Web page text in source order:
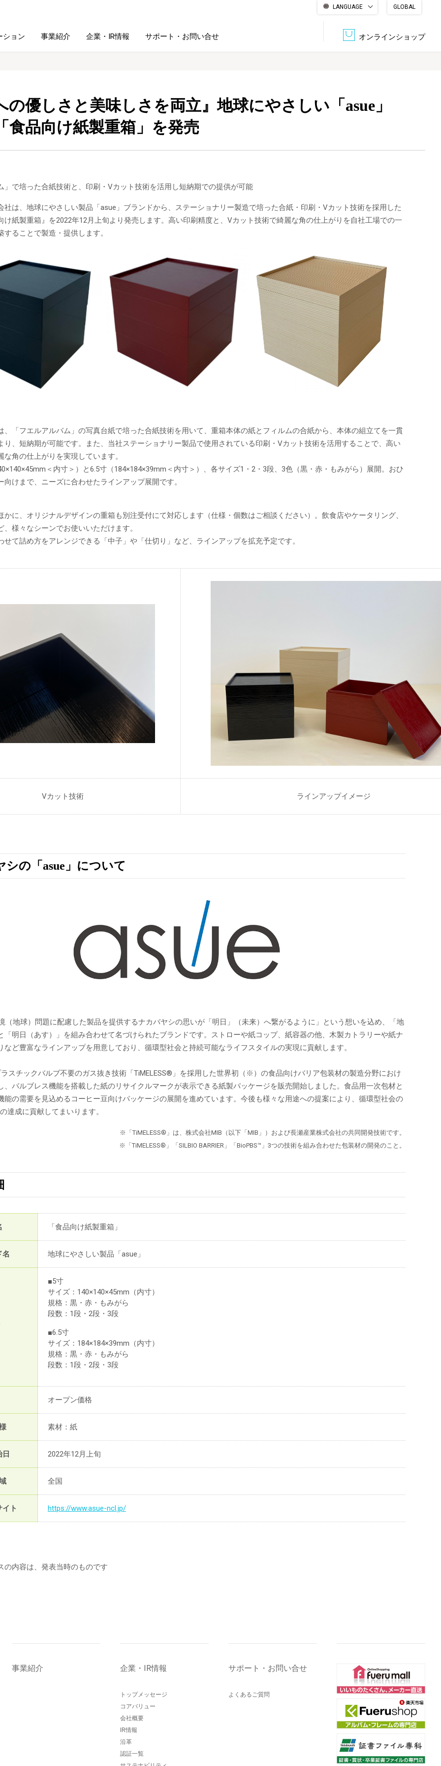
LANGUAGE
GLOBAL
オンラインショップ
製品
ファイル・
ホルダー用品
シリーズ商品
ション
学校ソリューション
事業紹介 企業・IR情報
沿革
サポート・お問い合せ
の優しさと美味しさを両立』地球にやさしい「asue」
食品向け紙製重箱」を発売
」で培った合紙技術と、印刷・Vカット技術を活用し短納期での提供が可能
社は、地球にやさしい製品「asue」ブランドから、ステーショナリー製造で培った合紙・印刷・Vカット技術を採用した
け紙製重箱』を2022年12月上旬より発売します。高い印刷精度と、Vカット技術で綺麗な角の仕上がりを自社工場での一
することで製造・提供します。
、「フエルアルバム」の写真台紙で培った合紙技術を用いて、重箱本体の紙とフィルムの合紙から、本体の組立てを一貫
り、短納期が可能です。また、当社ステーショナリー製品で使用されている印刷・Vカット技術を活用することで、高い
な角の仕上がりを実現しています。
＜内寸＞）と6.5寸（184×184×39mm＜内寸＞）、各サイズ1・2・3段、3色（黒・赤・もみがら）展開。おひ
向けまで、ニーズに合わせたラインアップ展開です。
かに、オリジナルデザインの重箱も別注受付にて対応します（仕様・個数はご相談ください）。飲食店やケータリング、
、様々なシーンでお使いいただけます。
せて詰め方をアレンジできる「中子」や「仕切り」など、ラインアップを拡充予定です。
Vカット技術 ラインアップイメージ
シの「asue」について
（地球）問題に配慮した製品を提供するナカバヤシの思いが「明日」（未来）へ繋がるように」という想いを込め、「地
「明日（あす）」を組み合わせて名づけられたブランドです。ストローや紙コップ、紙容器の他、木製カトラリーや紙ナ
など豊富なラインアップを用意しており、循環型社会と持続可能なライフスタイルの実現に貢献します。
スチックバルブ不要のガス抜き技術「TiMELESS®」を採用した世界初（※）の食品向けバリア包装材の製造分野におけ
、バルブレス機能を搭載した紙のリサイクルマークが表示できる紙製パッケージを販売開始しました。食品用一次包材と
能の需要を見込めるコーヒー豆向けパッケージの展開を進めています。今後も様々な用途への提案により、循環型社会の
達成に貢献してまいります。
※「TiMELESS®」は、株式会社MIB（以下「MIB」）および長瀬産業株式会社の共同開発技術です。
※「TiMELESS®」「SILBIO BARRIER」「BioPBS™」3つの技術を組み合わせた包装材の開発のこと。
「食品向け紙製重箱」
名 地球にやさしい製品「asue」
■5寸
サイズ：140×140×45mm（内寸）
規格：黒・赤・もみがら
段数：1段・2段・3段
■6.5寸
サイズ：184×184×39mm（内寸）
規格：黒・赤・もみがら
段数：1段・2段・3段
オープン価格
素材：紙
2022年12月上旬
全国
ト https://www.asue-ncl.jp/
内容は、発表当時のものです
事業紹介 企業・IR情報
トップメッセージ
コアバリュー
会社概要
IR情報
沿革
認証一覧
サポート・お問い合せ
よくあるご質問